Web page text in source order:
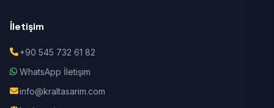
İletişim
+90 545 732 61 82
WhatsApp İletişim
info@kraltasarim.com